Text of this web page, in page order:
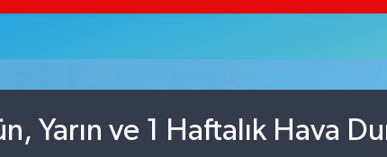
Yarın ve 1 Haftalık Hava